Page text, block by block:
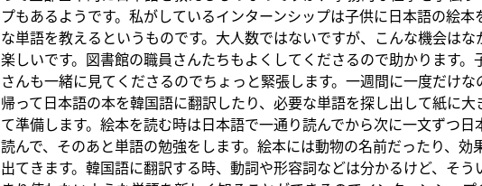
プもあるようです。私がしているインターンシップは子供に日本語の絵本
な単語を教えるというものです。大人数ではないですが、こんな機会はな
楽しいです。図書館の職員さんたちもよくしてくださるので助かります。
さんも一緒に見てくださるのでちょっと緊張します。一週間に一度だけな
帰って日本語の本を韓国語に翻訳したり、必要な単語を探し出して紙に大
て準備します。絵本を読む時は日本語で一通り読んでから次に一文ずつ日
読んで、そのあと単語の勉強をします。絵本には動物の名前だったり、効
出てきます。韓国語に翻訳する時、動詞や形容詞などは分かるけど、そう